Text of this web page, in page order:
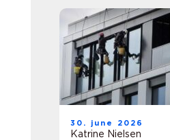
30. june 2026
Katrine Nielsen